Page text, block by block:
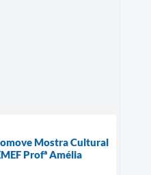
Mostra Cultural
Profª Amélia